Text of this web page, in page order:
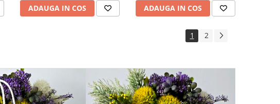
ADAUGA IN COS ADAUGA IN COS
1 2